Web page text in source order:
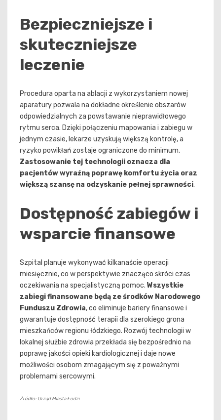
Bezpieczniejsze i
skuteczniejsze
leczenie
Procedura oparta na ablacji z wykorzystaniem nowej
aparatury pozwala na dokładne określenie obszarów
odpowiedzialnych za powstawanie nieprawidłowego
rytmu serca. Dzięki połączeniu mapowania i zabiegu w
jednym czasie, lekarze uzyskują większą kontrolę, a
ryzyko powikłań zostaje ograniczone do minimum.
Zastosowanie tej technologii oznacza dla
pacjentów wyraźną poprawę komfortu życia oraz
większą szansę na odzyskanie pełnej sprawności.
Dostępność zabiegów i
wsparcie finansowe
Szpital planuje wykonywać kilkanaście operacji
miesięcznie, co w perspektywie znacząco skróci czas
oczekiwania na specjalistyczną pomoc. Wszystkie
zabiegi finansowane będą ze środków Narodowego
Funduszu Zdrowia, co eliminuje bariery finansowe i
gwarantuje dostępność terapii dla szerokiego grona
mieszkańców regionu łódzkiego. Rozwój technologii w
lokalnej służbie zdrowia przekłada się bezpośrednio na
poprawę jakości opieki kardiologicznej i daje nowe
możliwości osobom zmagającym się z poważnymi
problemami sercowymi.
Źródło: Urząd Miasta Łodzi